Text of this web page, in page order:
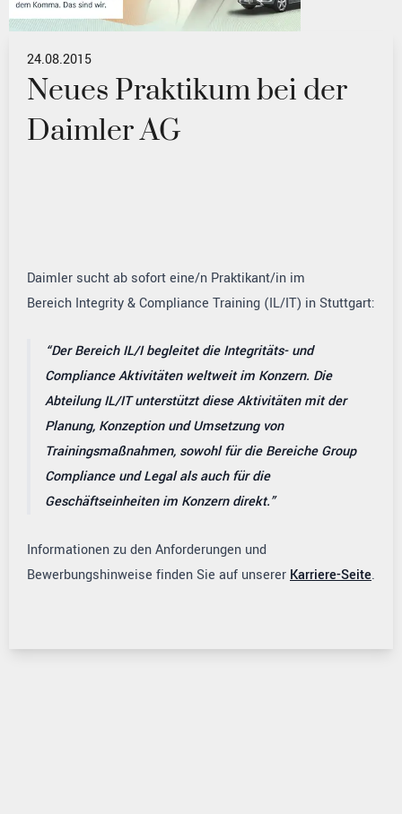
24.08.2015
Neues Praktikum bei der
Daimler AG
Daimler sucht ab sofort eine/n Praktikant/in im
Bereich Integrity & Compliance Training (IL/IT) in Stuttgart:
Der Bereich IL/I begleitet die Integritäts- und
Compliance Aktivitäten weltweit im Konzern. Die
Abteilung IL/IT unterstützt diese Aktivitäten mit der
Planung, Konzeption und Umsetzung von
Trainingsmaßnahmen, sowohl für die Bereiche Group
Compliance und Legal als auch für die
Geschäftseinheiten im Konzern direkt.
Informationen zu den Anforderungen und
Bewerbungshinweise finden Sie auf unserer Karriere-Seite.